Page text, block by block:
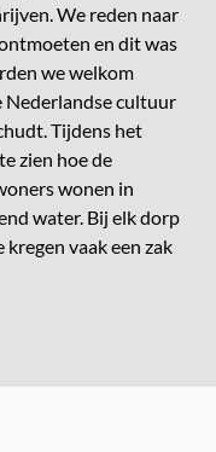
We reden naar
en dit was
we welkom
Nederlandse cultuur
Tijdens het
zien hoe de
wonen in
water. Bij elk dorp
vaak een zak